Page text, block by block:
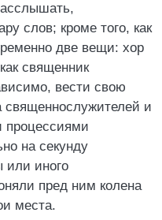
слов; кроме того, как
две вещи: хор
священник
вести свою
и
процессиями
на секунду
или иного
пред ним колена
места.